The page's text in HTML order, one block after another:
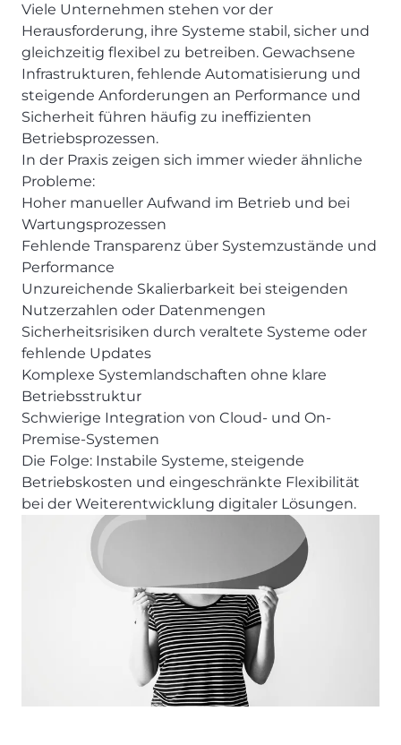
Viele Unternehmen stehen vor der
Herausforderung, ihre Systeme stabil, sicher und
gleichzeitig flexibel zu betreiben. Gewachsene
Infrastrukturen, fehlende Automatisierung und
steigende Anforderungen an Performance und
Sicherheit führen häufig zu ineffizienten
Betriebsprozessen.
In der Praxis zeigen sich immer wieder ähnliche
Probleme:
Hoher manueller Aufwand im Betrieb und bei
Wartungsprozessen
Fehlende Transparenz über Systemzustände und
Performance
Unzureichende Skalierbarkeit bei steigenden
Nutzerzahlen oder Datenmengen
Sicherheitsrisiken durch veraltete Systeme oder
fehlende Updates
Komplexe Systemlandschaften ohne klare
Betriebsstruktur
Schwierige Integration von Cloud- und On-
Premise-Systemen
Die Folge: Instabile Systeme, steigende
Betriebskosten und eingeschränkte Flexibilität
bei der Weiterentwicklung digitaler Lösungen.